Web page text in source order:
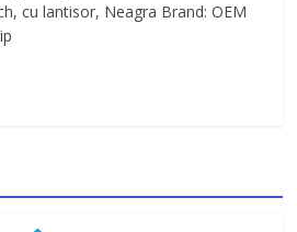
cu lantisor, Neagra Brand: OEM